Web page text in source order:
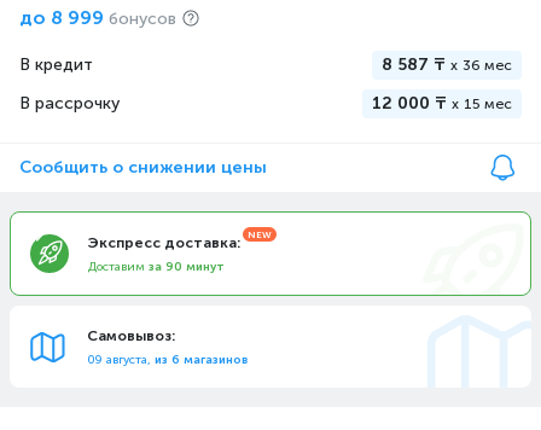
до 8 999 бонусов
В кредит 8 587 ₸ x 36 мес
В рассрочку 12 000 ₸ x 15 мес
Сообщить о снижении цены
Экспресс доставка:
Доставим за 90 минут
Самовывоз:
09 августа, из 6 магазинов